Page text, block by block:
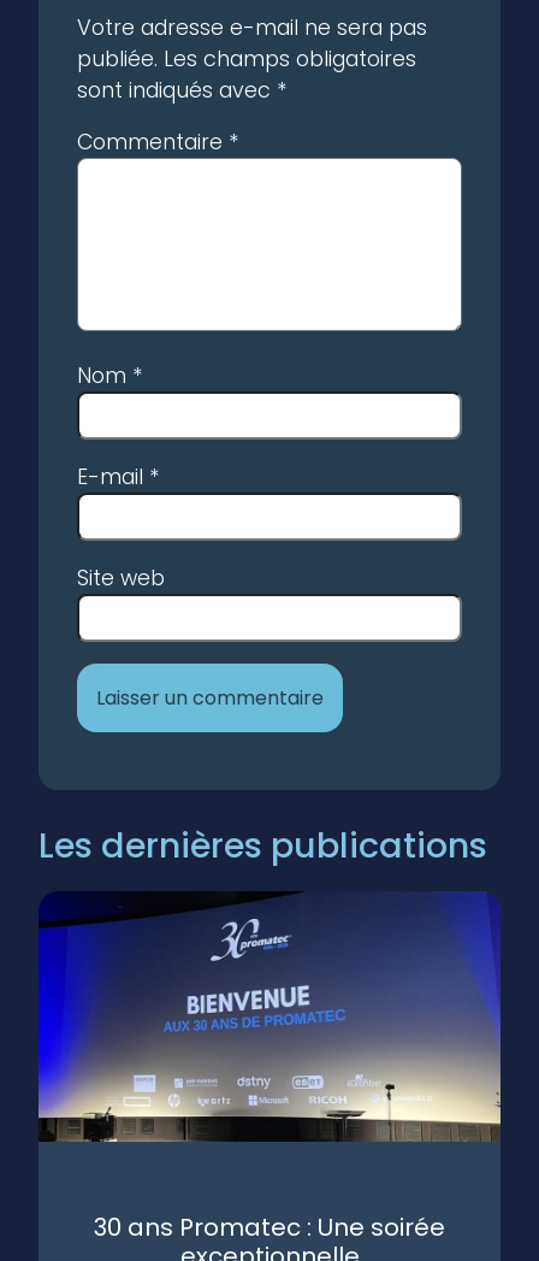
Votre adresse e-mail ne sera pas
publiée. Les champs obligatoires
sont indiqués avec *
Commentaire *
Nom *
E-mail *
Site web
Les dernières publications
30 ans Promatec : Une soirée